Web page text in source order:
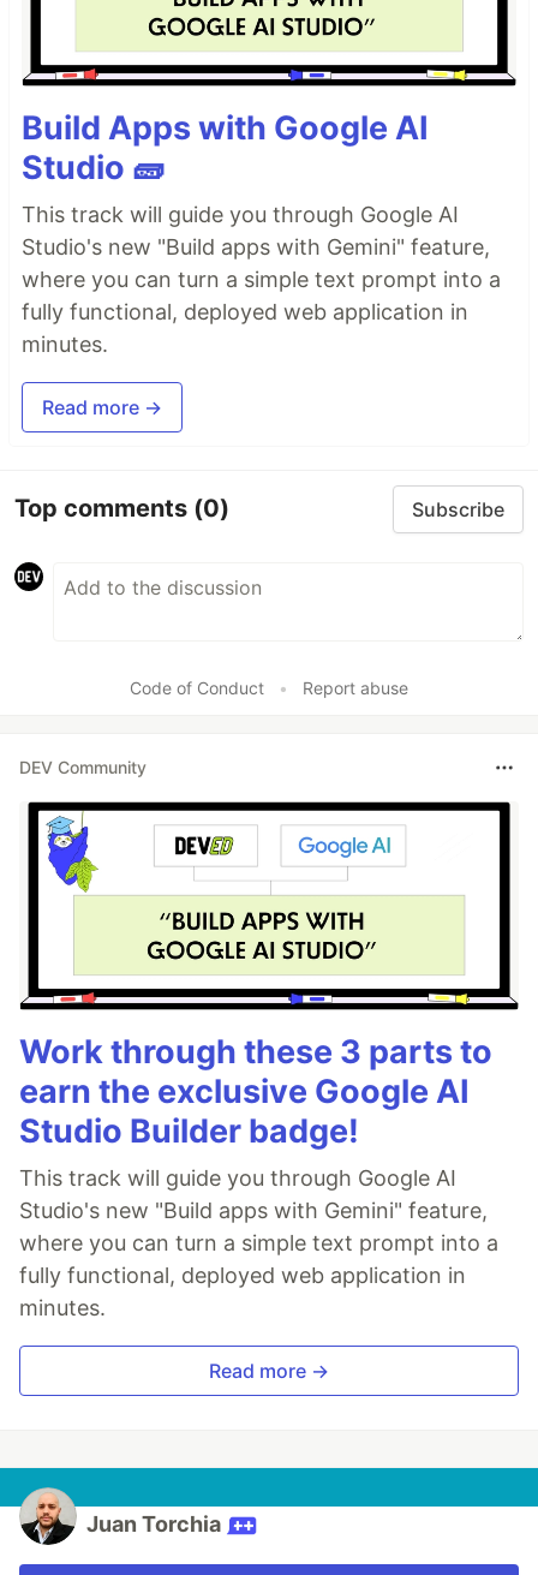
Build Apps with Google AI
Studio 🧱
This track will guide you through Google AI
Studio's new "Build apps with Gemini" feature,
where you can turn a simple text prompt into a
fully functional, deployed web application in
minutes.
Read more →
Top comments (0) Subscribe
Code of Conduct • Report abuse
DEV Community
Work through these 3 parts to
earn the exclusive Google AI
Studio Builder badge!
This track will guide you through Google AI
Studio's new "Build apps with Gemini" feature,
where you can turn a simple text prompt into a
fully functional, deployed web application in
minutes.
Read more →
Juan Torchia